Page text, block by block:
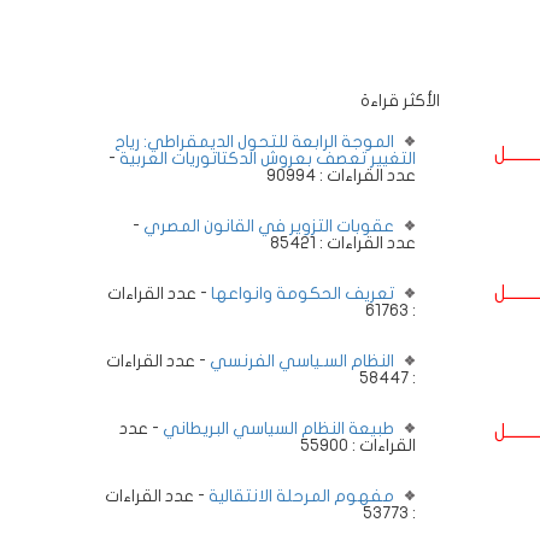
الأكثر قراءة
الموجة الرابعة للتحول الديمقراطي: رياح
التغيير تعصف بعروش الدكتاتوريات العربية -
عدد القراءات : 90994
عقوبات التزوير في القانون المصري -
عدد القراءات : 85421
تعريف الحكومة وانواعها - عدد القراءات
: 61763
النظام السـياسي الفرنسي - عدد القراءات
: 58447
طبيعة النظام السياسي البريطاني - عدد
القراءات : 55900
مفهوم المرحلة الانتقالية - عدد القراءات
: 53773